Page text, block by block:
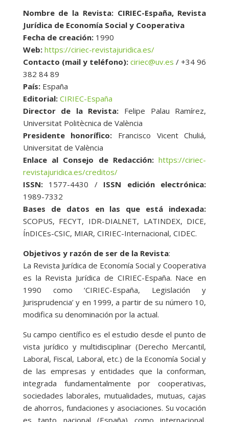
Nombre de la Revista: CIRIEC-España, Revista
Jurídica de Economía Social y Cooperativa
Fecha de creación:1990
Web: https://ciriec-revistajuridica.es/
Contacto (mail y teléfono): ciriec@uv.es / +34 96
382 84 89
País:España
Editorial: CIRIEC-España
Director de la Revista: Felipe Palau Ramírez,
Universitat Politècnica de València
Presidente honorífico: Francisco Vicent Chuliá,
Universitat de València
Enlace al Consejo de Redacción: https://ciriec-
revistajuridica.es/creditos/
ISSN:1577-4430 / ISSN edición electrónica:
1989-7332
Bases de datos en las que está indexada:
SCOPUS, FECYT, IDR-DIALNET, LATINDEX, DICE,
ÍnDICEs-CSIC, MIAR, CIRIEC-Internacional, CIDEC.
Objetivos y razón de ser de la Revista:
La Revista Jurídica de Economía Social y Cooperativa
es la Revista Jurídica de CIRIEC-España. Nace en
1990 como ‘CIRIEC-España, Legislación y
Jurisprudencia’ y en 1999, a partir de su número 10,
modifica su denominación por la actual.
Su campo científico es el estudio desde el punto de
vista jurídico y multidisciplinar (Derecho Mercantil,
Laboral, Fiscal, Laboral, etc.) de la Economía Social y
de las empresas y entidades que la conforman,
integrada fundamentalmente por cooperativas,
sociedades laborales, mutualidades, mutuas, cajas
de ahorros, fundaciones y asociaciones. Su vocación
es tanto nacional (España) como internacional,